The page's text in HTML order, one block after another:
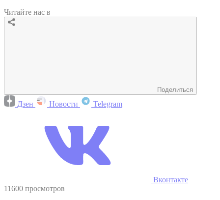
Читайте нас в
Поделиться
Дзен Новости Telegram
Вконтакте
11600 просмотров